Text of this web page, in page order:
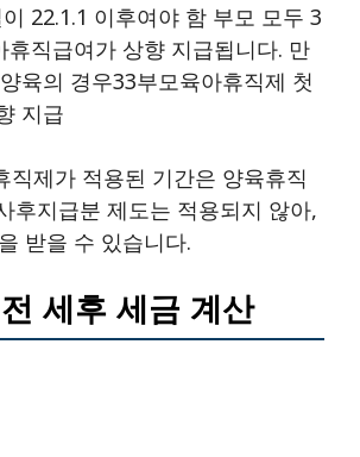
22.1.1 이후여야 함 부모 모두 3
휴직급여가 상향 지급됩니다. 만
육의 경우33부모육아휴직제 첫
지급
직제가 적용된 기간은 양육휴직
후지급분 제도는 적용되지 않아,
받을 수 있습니다.
세후 세금 계산